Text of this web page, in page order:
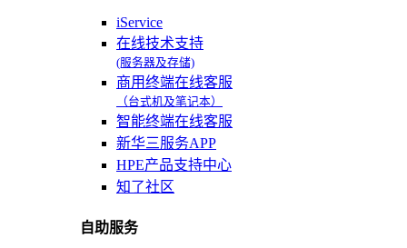
iService
在线技术支持
(服务器及存储)
商用终端在线客服
（台式机及笔记本）
智能终端在线客服
新华三服务APP
HPE产品支持中心
知了社区
自助服务